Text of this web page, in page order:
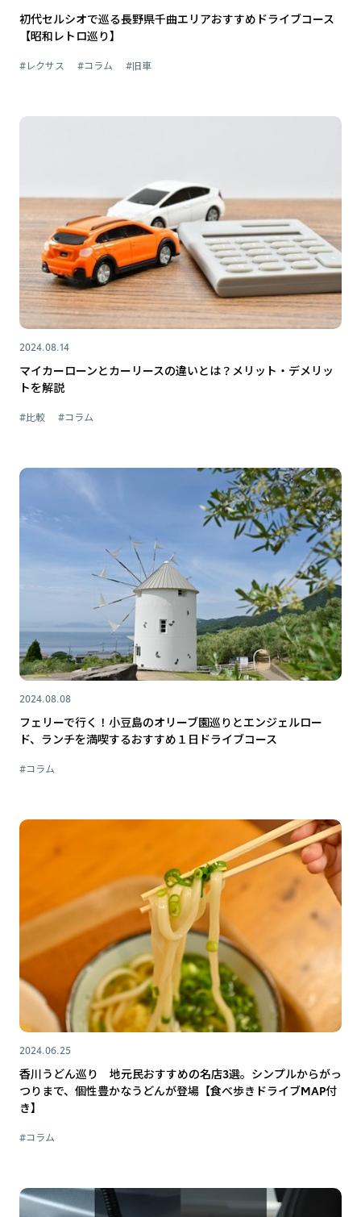
初代セルシオで巡る長野県千曲エリアおすすめドライブコース
【昭和レトロ巡り】
#レクサス #コラム #旧車
2024.08.14
マイカーローンとカーリースの違いとは？メリット・デメリッ
トを解説
#比較 #コラム
2024.08.08
フェリーで行く！小豆島のオリーブ園巡りとエンジェルロー
ド、ランチを満喫するおすすめ１日ドライブコース
#コラム
2024.06.25
香川うどん巡り 地元民おすすめの名店3選。シンプルからがっ
つりまで、個性豊かなうどんが登場【食べ歩きドライブMAP付
き】
#コラム